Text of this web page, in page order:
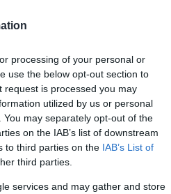
processing of your personal or
use the below opt-out section to
is processed you may
utilized by us or personal
may separately opt-out of the
on the IAB’s list of downstream
to third parties on the IAB’s List of
third parties.
services and may gather and store